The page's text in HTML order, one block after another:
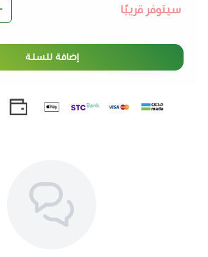
سيتوفر قريبًا
إضافة للسلة